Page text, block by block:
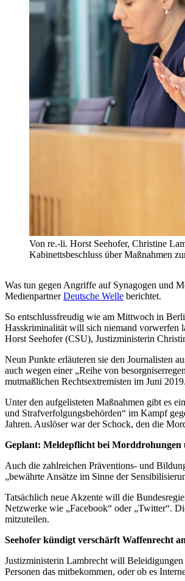
Von re.-li. Horst Seehofer, Christine
Kabinettsbeschluss über Maßnahmen
Was tun gegen Angriffe auf Synagogen und
MedienpartnerDeutsche Welle berichtet.
So entschlussfreudig wie am Mittwoch in
Hasskriminalität will sich niemand vorwerfen
Horst Seehofer (CSU), Justizministerin
Neun Punkte erläuteren sie den Journalisten
auch wegen einer „Reihe von
mutmaßlichen Rechtsextremisten im Juni
Unter den aufgelisteten Maßnahmen gibt es
und Strafverfolgungsbehörden“ im Kampf
Jahren. Auslöser war der Schock, den die
Geplant: Meldepflicht bei Morddrohungen
Auch die zahlreichen Präventions- und
„bewährte Ansätze im Sinne der
Tatsächlich neue Akzente will die
Netzwerke wie „Facebook“ oder „Twitter“.
mitzuteilen.
Seehofer kündigt verschärft Waffenrecht an
Justizministerin Lambrecht will Beleidigungen
Personen das mitbekommen, oder ob es